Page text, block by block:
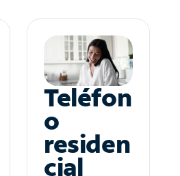
Teléfon
o
residen
cial